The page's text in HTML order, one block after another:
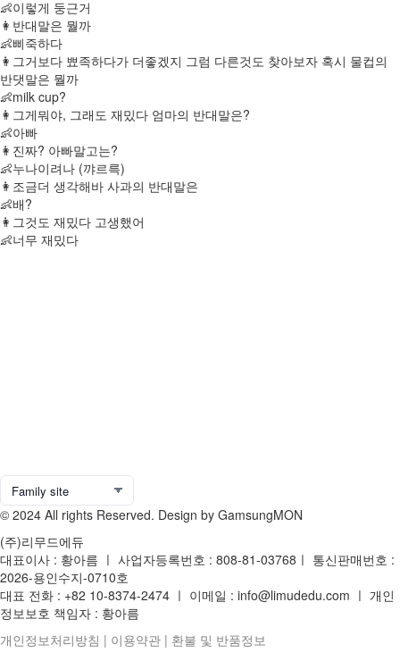
👶이렇게 둥근거
👩반대말은 뭘까
👶삐죽하다
👩그거보다 뾰족하다가 더좋겠지 그럼 다른것도 찾아보자 혹시 물컵의
반댓말은 뭘까
👶milk cup?
👩그게뭐야, 그래도 재밌다 엄마의 반대말은?
👶아빠
👩진짜? 아빠말고는?
👶누나이려나 (꺄르륵)
👩조금더 생각해바 사과의 반대말은
👶배?
👩그것도 재밌다 고생했어
👶너무 재밌다
© 2024 All rights Reserved. Design by GamsungMON
(주)리무드에듀
대표이사 : 황아름 ㅣ 사업자등록번호 : 808-81-03768ㅣ 통신판매번호 :
2026-용인수지-0710호
대표 전화 : +82 10-8374-2474 ㅣ 이메일 : info@limudedu.com ㅣ 개인
정보보호 책임자 : 황아름
개인정보처리방침 | 이용약관 | 환불 및 반품정보